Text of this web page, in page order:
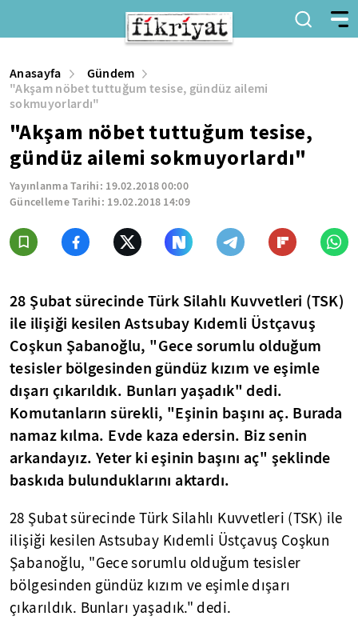
Anasayfa
Gündem
"Akşam nöbet tuttuğum tesise, gündüz ailemi
sokmuyorlardı"
"Akşam nöbet tuttuğum tesise,
gündüz ailemi sokmuyorlardı"
Yayınlanma Tarihi: 19.02.2018 00:00
Güncelleme Tarihi: 19.02.2018 14:09
28 Şubat sürecinde Türk Silahlı Kuvvetleri (TSK)
ile ilişiği kesilen Astsubay Kıdemli Üstçavuş
Coşkun Şabanoğlu, "Gece sorumlu olduğum
tesisler bölgesinden gündüz kızım ve eşimle
dışarı çıkarıldık. Bunları yaşadık" dedi.
Komutanların sürekli, "Eşinin başını aç. Burada
namaz kılma. Evde kaza edersin. Biz senin
arkandayız. Yeter ki eşinin başını aç" şeklinde
baskıda bulunduklarını aktardı.
28 Şubat sürecinde Türk Silahlı Kuvvetleri (TSK) ile
ilişiği kesilen Astsubay Kıdemli Üstçavuş Coşkun
Şabanoğlu, "Gece sorumlu olduğum tesisler
bölgesinden gündüz kızım ve eşimle dışarı
çıkarıldık. Bunları yaşadık." dedi.